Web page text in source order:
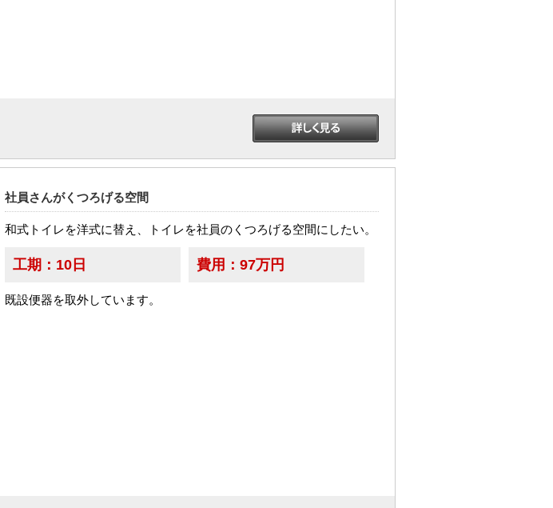
社員さんがくつろげる空間
和式トイレを洋式に替え、トイレを社員のくつろげる空間にしたい。
工期： 10日 費用： 97万円
既設便器を取外しています。